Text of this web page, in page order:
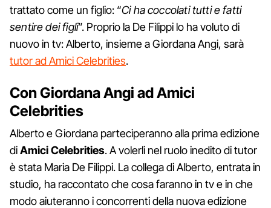
trattato come un figlio: “Ci ha coccolati tutti e fatti
sentire dei figli”. Proprio la De Filippi lo ha voluto di
nuovo in tv: Alberto, insieme a Giordana Angi, sarà
tutor ad Amici Celebrities.
Con Giordana Angi ad Amici
Celebrities
Alberto e Giordana parteciperanno alla prima edizione
diAmici Celebrities. A volerli nel ruolo inedito di tutor
è stata Maria De Filippi. La collega di Alberto, entrata in
studio, ha raccontato che cosa faranno in tv e in che
modo aiuteranno i concorrenti della nuova edizione